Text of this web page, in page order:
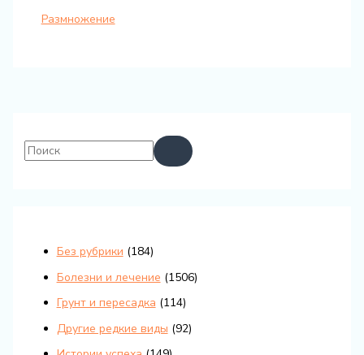
Размножение
Без рубрики (184)
Болезни и лечение (1506)
Грунт и пересадка (114)
Другие редкие виды (92)